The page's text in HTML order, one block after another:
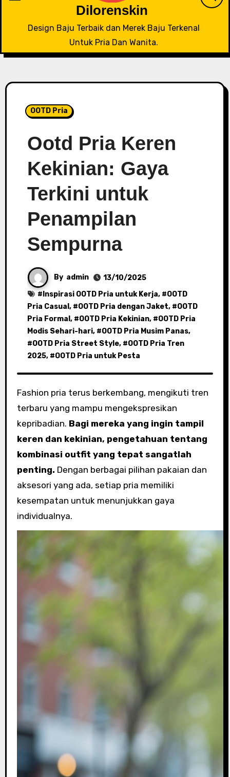
Dilorenskin
Design Baju Terbaik dan Merek Baju Terkenal
Untuk Pria Dan Wanita.
OOTD Pria
Ootd Pria Keren
Kekinian: Gaya
Terkini untuk
Penampilan
Sempurna
By admin
13/10/2025
# Inspirasi OOTD Pria untuk Kerja, #OOTD
Pria Casual , #OOTD Pria dengan Jaket, #OOTD
Pria Formal , #OOTD Pria Kekinian, #OOTD Pria
Modis Sehari-hari, #OOTD Pria Musim Panas,
#OOTD Pria Street Style, #OOTD Pria Tren
2025, #OOTD Pria untuk Pesta
Fashion pria terus berkembang, mengikuti tren
terbaru yang mampu mengekspresikan
kepribadian. Bagi mereka yang ingin tampil
keren dan kekinian, pengetahuan tentang
kombinasi outfit yang tepat sangatlah
penting. Dengan berbagai pilihan pakaian dan
aksesori yang ada, setiap pria memiliki
kesempatan untuk menunjukkan gaya
individualnya.